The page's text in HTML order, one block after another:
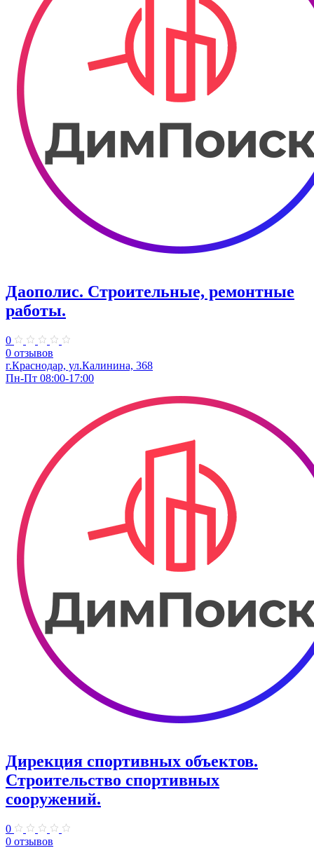
Даополис. Строительные, ремонтные
работы.
0
0 отзывов
г.Краснодар, ул.Калинина, 368
Пн-Пт 08:00-17:00
Дирекция спортивных объектов.
Строительство спортивных
сооружений.
0
0 отзывов